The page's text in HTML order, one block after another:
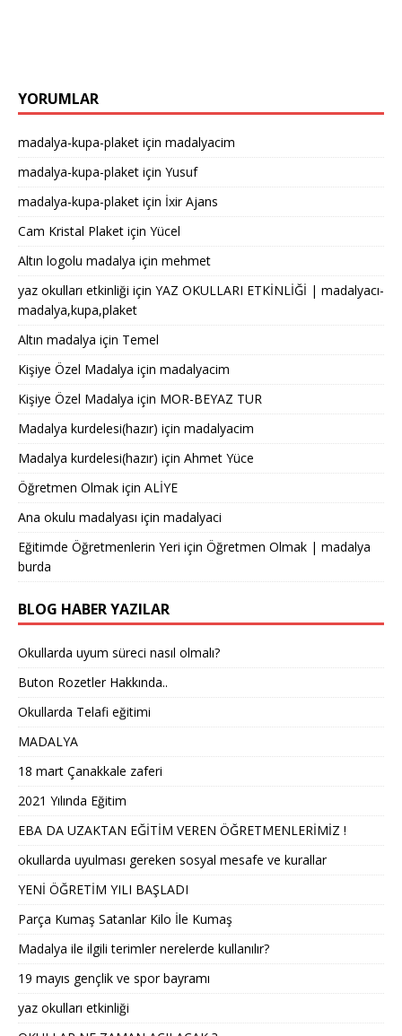
YORUMLAR
madalya-kupa-plaket için madalyacim
madalya-kupa-plaket için Yusuf
madalya-kupa-plaket için İxir Ajans
Cam Kristal Plaket için Yücel
Altın logolu madalya için mehmet
yaz okulları etkinliği için YAZ OKULLARI ETKİNLİĞİ | madalyacı-
madalya,kupa,plaket
Altın madalya için Temel
Kişiye Özel Madalya için madalyacim
Kişiye Özel Madalya için MOR-BEYAZ TUR
Madalya kurdelesi(hazır) için madalyacim
Madalya kurdelesi(hazır) için Ahmet Yüce
Öğretmen Olmak için ALİYE
Ana okulu madalyası için madalyaci
Eğitimde Öğretmenlerin Yeri için Öğretmen Olmak | madalya
burda
BLOG HABER YAZILAR
Okullarda uyum süreci nasıl olmalı?
Buton Rozetler Hakkında..
Okullarda Telafi eğitimi
MADALYA
18 mart Çanakkale zaferi
2021 Yılında Eğitim
EBA DA UZAKTAN EĞİTİM VEREN ÖĞRETMENLERİMİZ !
okullarda uyulması gereken sosyal mesafe ve kurallar
YENİ ÖĞRETİM YILI BAŞLADI
Parça Kumaş Satanlar Kilo İle Kumaş
Madalya ile ilgili terimler nerelerde kullanılır?
19 mayıs gençlik ve spor bayramı
yaz okulları etkinliği